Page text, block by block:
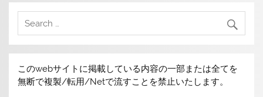
このwebサイトに掲載している内容の一部または全てを
無断で複製/転用/Netで流すことを禁止いたします。